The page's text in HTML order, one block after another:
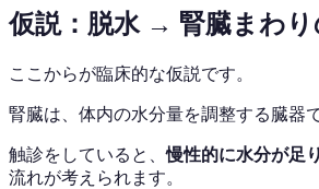
仮説：脱水 → 腎臓まわ
ここからが臨床的な仮説です。
腎臓は、体内の水分量を調整する臓器で
触診をしていると、慢性的に水分が足
流れが考えられます。